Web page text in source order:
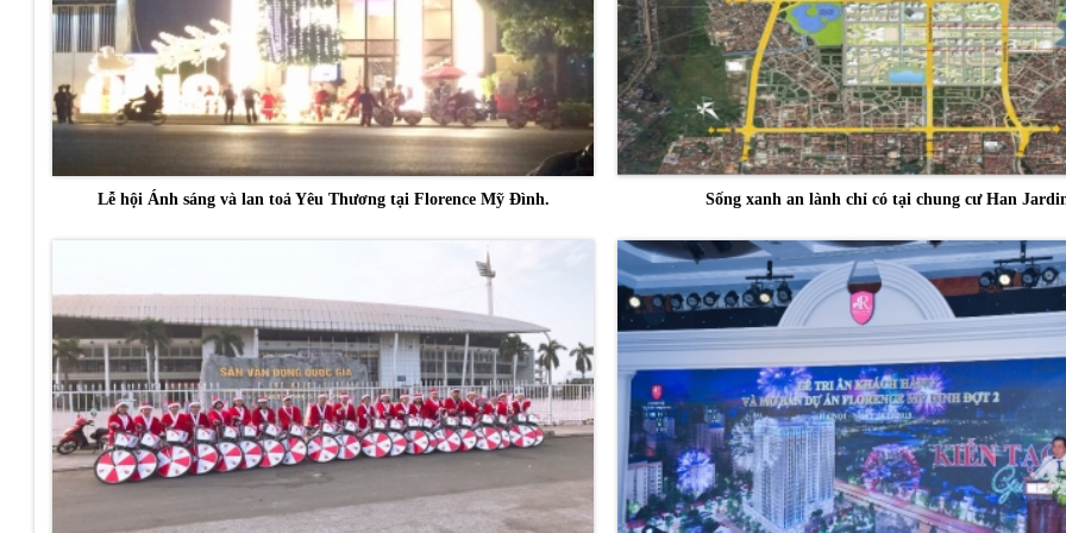
Lễ hội Ánh sáng và lan toả Yêu Thương tại Florence Mỹ Đình. Sống xanh an lành chỉ có tại chung cư Han